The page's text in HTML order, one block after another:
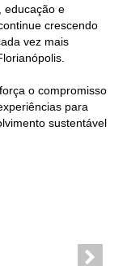
educação e
crescendo
vez mais
o compromisso
para
sustentável